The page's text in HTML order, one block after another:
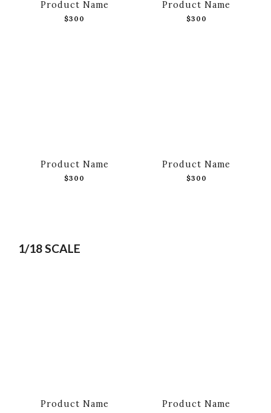
Product Name
$300
Product Name
$300
Product Name
$300
Product Name
$300
1/18 SCALE
Product Name Product Name